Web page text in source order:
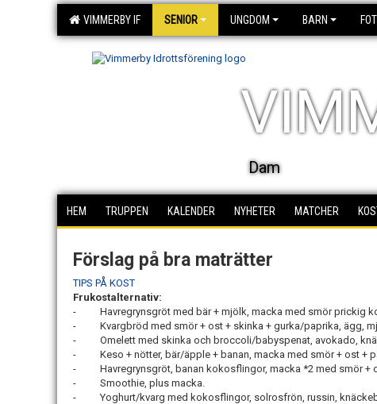
VIMMERBY IF SENIOR UNGDOM BARN
Dam
HEM TRUPPEN KALENDER NYHETER MATCHER
Förslag på bra maträtter
TIPS PÅ KOST
Frukostalternativ:
- Havregrynsgröt med bär + mjölk, macka med smör prickig
- Kvargbröd med smör + ost + skinka + gurka/paprika, ägg,
- Omelett med skinka och broccoli/babyspenat, avokado,
- Keso + nötter, bär/äpple + banan, macka med smör + ost +
- Havregrynsgröt, banan kokosflingor, macka *2 med smör +
- Smoothie, plus macka.
- Yoghurt/kvarg med kokosflingor, solrosfrön, russin,